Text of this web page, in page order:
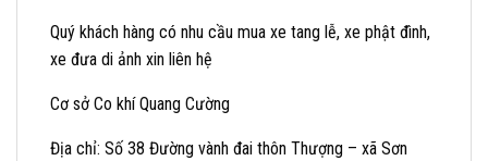
Quý khách hàng có nhu cầu mua xe tang lễ, xe phật đình,
xe đưa di ảnh xin liên hệ
Cơ sở Co khí Quang Cường
Địa chỉ: Số 38 Đường vành đai thôn Thượng – xã Sơn